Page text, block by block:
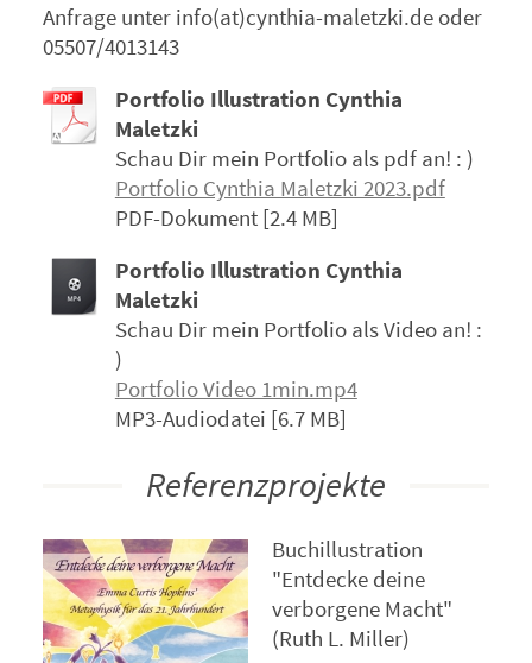
Anfrage unter info(at)cynthia-maletzki.de oder
05507/4013143
Portfolio Illustration Cynthia
Maletzki
Schau Dir mein Portfolio als pdf an! : )
Portfolio Cynthia Maletzki 2023.pdf
PDF-Dokument [2.4 MB]
Portfolio Illustration Cynthia
Maletzki
Schau Dir mein Portfolio als Video an! :
)
Portfolio Video 1min.mp4
MP3-Audiodatei [6.7 MB]
Referenzprojekte
Buchillustration
"Entdecke deine
verborgene Macht"
(Ruth L. Miller)